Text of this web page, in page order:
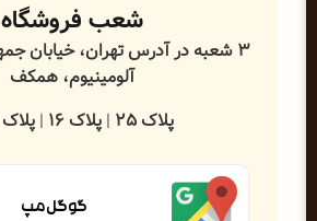
شعب فروشگاه
۳ شعبه در آدرس
تهران، خیابان
آلومینیوم، همکف
پلاک ۲۵
|‌پلاک ۱۶ |پلاک ۳۱۱
گوگل‌مپ